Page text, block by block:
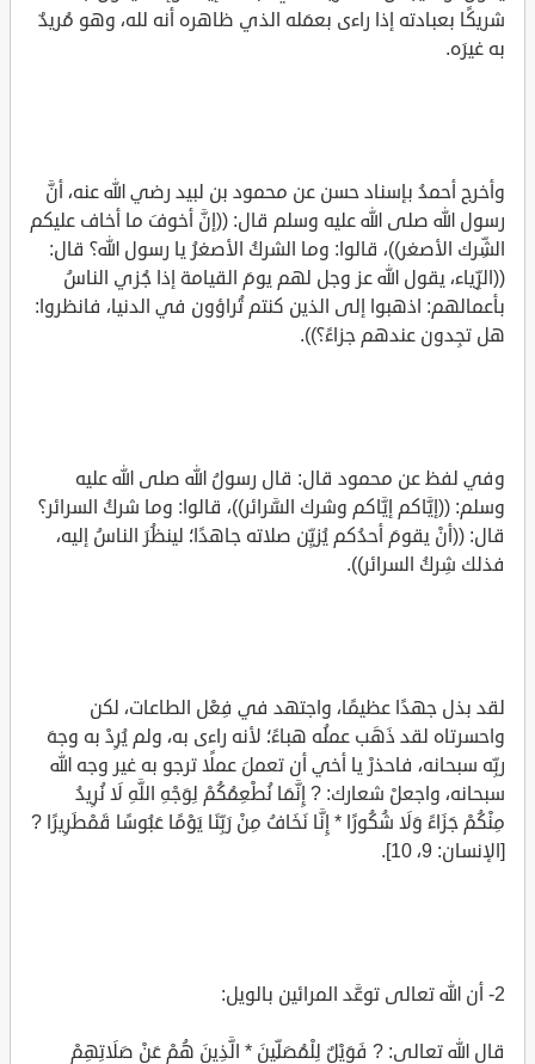
شريكًا بعبادته إذا راءى بعمَله الذي ظاهره أنه لله، وهو مُريدٌ
به غيرَه.
وأخرج أحمدُ بإسناد حسن عن محمود بن لبيد رضي الله عنه، أنَّ
رسول الله صلى الله عليه وسلم قال: ((إنَّ أخوفَ ما أخاف عليكم
الشِّرك الأصغر))، قالوا: وما الشركُ الأصغرُ يا رسول الله؟ قال:
((الرِّياء، يقول الله عز وجل لهم يومَ القيامة إذا جُزي الناسُ
بأعمالهم: اذهبوا إلى الذين كنتم تُراؤون في الدنيا، فانظروا:
هل تجِدون عندهم جزاءً؟)).
وفي لفظ عن محمود قال: قال رسولُ الله صلى الله عليه
وسلم: ((إيَّاكم إيَّاكم وشرك السَّرائر))، قالوا: وما شركُ السرائر؟
قال: ((أنْ يقومَ أحدُكم يُزيِّن صلاته جاهدًا؛ لينظُرَ الناسُ إليه،
فذلك شِركُ السرائر)).
لقد بذل جهدًا عظيمًا، واجتهد في فِعْل الطاعات، لكن
واحسرتاه لقد ذَهَب عملُه هباءً؛ لأنه راءى به، ولم يُرِدْ به وجهَ
ربِّه سبحانه، فاحذرْ يا أخي أن تعملَ عملًا ترجو به غير وجه الله
سبحانه، واجعلْ شعارك: ? إِنَّمَا نُطْعِمُكُمْ لِوَجْهِ اللَّهِ لَا نُرِيدُ
مِنْكُمْ جَزَاءً وَلَا شُكُورًا * إِنَّا نَخَافُ مِنْ رَبِّنَا يَوْمًا عَبُوسًا قَمْطَرِيرًا ?
[الإنسان: 9، 10].
2- أن الله تعالى توعَّد المرائين بالويل:
قال الله تعالى: ? فَوَيْلٌ لِلْمُصَلِّينَ * الَّذِينَ هُمْ عَنْ صَلَاتِهِمْ